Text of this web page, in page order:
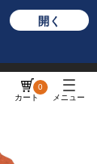
開く
カート
0
メニュー